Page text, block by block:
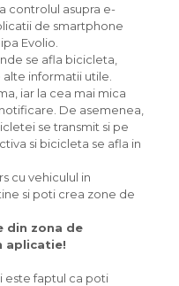
controlul asupra e-
de smartphone
Evolio.
se afla bicicleta,
informatii utile.
iar la cea mai mica
De asemenea,
se transmit si pe
si bicicleta se afla in
cu vehiculul in
si poti crea zone de
din zona de
aplicatie!
este faptul ca poti